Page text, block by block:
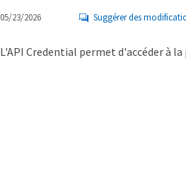
05/23/2026 Suggérer des
L'API Credential permet d'accéder à